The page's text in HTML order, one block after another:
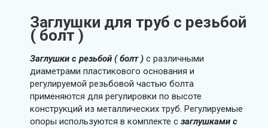
Заглушки для труб с резьбой
( болт )
Заглушки с резьбой ( болт ) с различными
диаметрами пластикового основания и
регулируемой резьбовой частью болта
применяются для регулировки по высоте
конструкций из металлических труб. Регулируемые
опоры используются в комплекте с заглушками с